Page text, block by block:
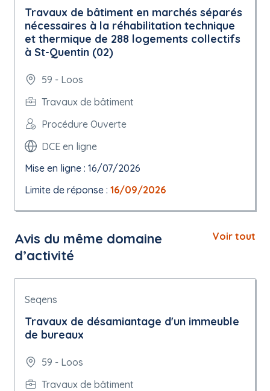
Travaux de bâtiment en marchés séparés
nécessaires à la réhabilitation technique
et thermique de 288 logements collectifs
à St-Quentin (02)
59 - Loos
Travaux de bâtiment
Procédure Ouverte
DCE en ligne
Mise en ligne : 16/07/2026
Limite de réponse : 16/09/2026
Avis du même domaine
d’activité
Voir tout
Seqens
Travaux de désamiantage d'un immeuble
de bureaux
59 - Loos
Travaux de bâtiment